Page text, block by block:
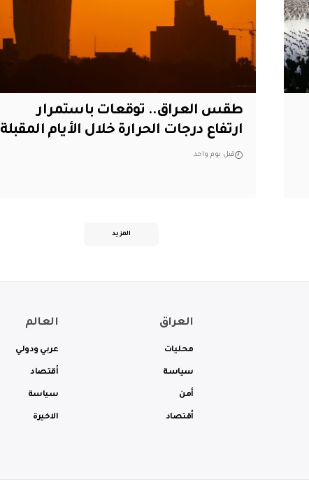
طقس العراق.. توقعات باستمرار
ارتفاع درجات الحرارة خلال الأيام المقبلة
قبل يوم واحد
المزيد
العراق
محليات
سياسة
أمن
أقتصاد
العالم
عربي ودولي
أقتصاد
سياسة
الاخيرة